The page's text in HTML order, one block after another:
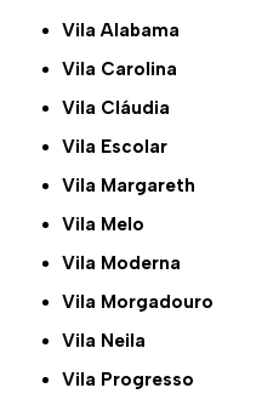
Vila Alabama
Vila Carolina
Vila Cláudia
Vila Escolar
Vila Margareth
Vila Melo
Vila Moderna
Vila Morgadouro
Vila Neila
Vila Progresso